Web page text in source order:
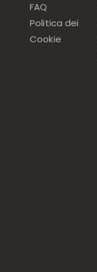
FAQ
Politica dei
Cookie